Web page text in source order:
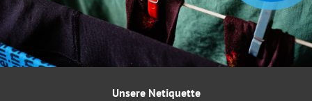
Unsere Netiquette